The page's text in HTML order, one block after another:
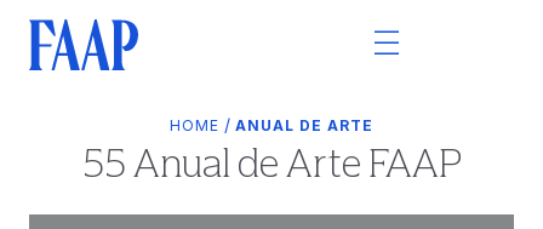
HOME / ANUAL DE ARTE
55 Anual de Arte FAAP